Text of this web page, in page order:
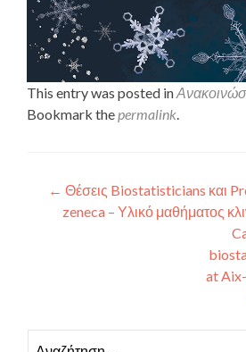
This entry was posted in
Bookmark the permalink
Πλοήγηση
← Θέσεις Biostatisticians και
zeneca – Υλικό μαθήματος
at